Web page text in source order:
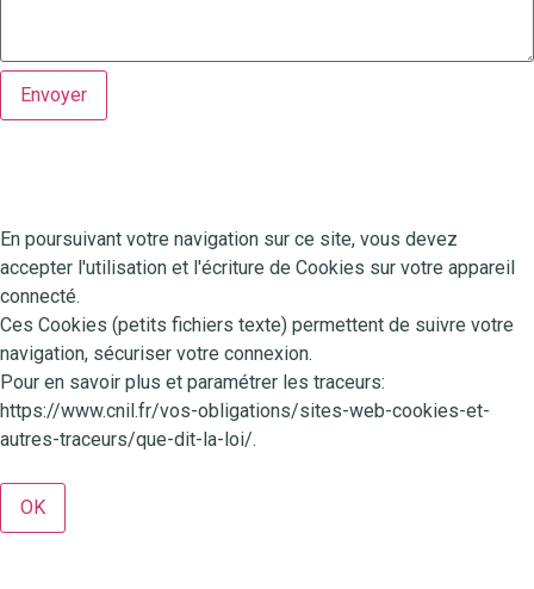
Envoyer
En poursuivant votre navigation sur ce site, vous devez
accepter l'utilisation et l'écriture de Cookies sur votre appareil
connecté.
Ces Cookies (petits fichiers texte) permettent de suivre votre
navigation, sécuriser votre connexion.
Pour en savoir plus et paramétrer les traceurs:
https://www.cnil.fr/vos-obligations/sites-web-cookies-et-
autres-traceurs/que-dit-la-loi/.
OK